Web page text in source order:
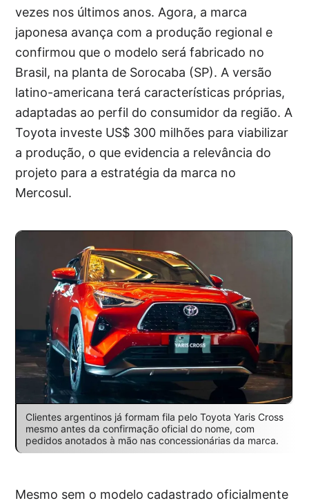
vezes nos últimos anos. Agora, a marca
japonesa avança com a produção regional e
confirmou que o modelo será fabricado no
Brasil, na planta de Sorocaba (SP). A versão
latino-americana terá características próprias,
adaptadas ao perfil do consumidor da região. A
Toyota investe US$ 300 milhões para viabilizar
a produção, o que evidencia a relevância do
projeto para a estratégia da marca no
Mercosul.
Clientes argentinos já formam fila pelo Toyota Yaris Cross
mesmo antes da confirmação oficial do nome, com
pedidos anotados à mão nas concessionárias da marca.
Mesmo sem o modelo cadastrado oficialmente